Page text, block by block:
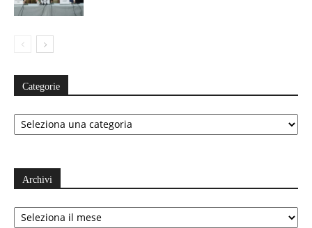
Categorie
Categorie
Archivi
Archivi